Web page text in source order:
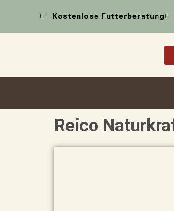
Kostenlose Futterberatung
Reico